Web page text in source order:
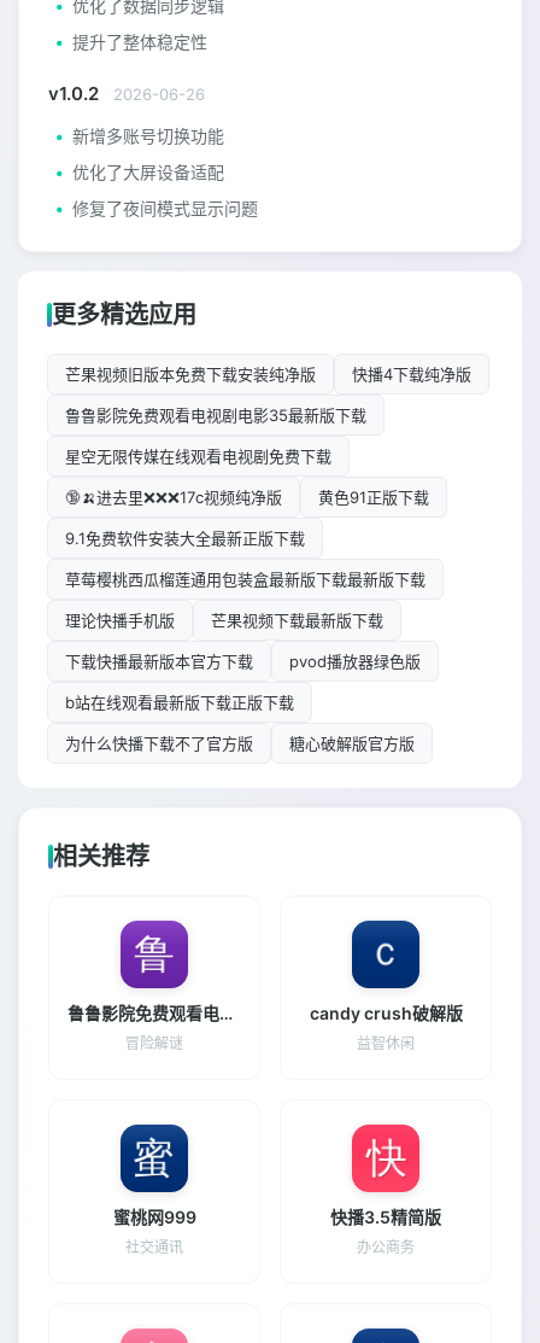
优化了数据同步逻辑
提升了整体稳定性
v1.0.2 2026-06-26
新增多账号切换功能
优化了大屏设备适配
修复了夜间模式显示问题
更多精选应用
芒果视频旧版本免费下载安装纯净版 快播4下载纯净版
鲁鲁影院免费观看电视剧电影35最新版下载
星空无限传媒在线观看电视剧免费下载
🔞🍌进去里❌❌❌17c视频纯净版 黄色91正版下载
9.1免费软件安装大全最新正版下载
草莓樱桃西瓜榴莲通用包装盒最新版下载最新版下载
理论快播手机版 芒果视频下载最新版下载
下载快播最新版本官方下载 pvod播放器绿色版
b站在线观看最新版下载正版下载
为什么快播下载不了官方版 糖心破解版官方版
相关推荐
鲁鲁影院免费观看电视剧电影35
冒险解谜
candy crush破解版
益智休闲
蜜桃网999
社交通讯
快播3.5精简版
办公商务